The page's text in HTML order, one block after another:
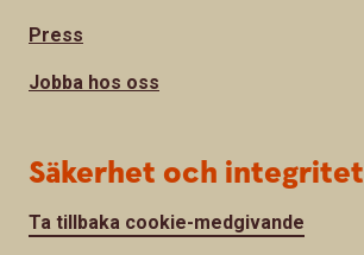
Press
Jobba hos oss
Säkerhet och integritet
Ta tillbaka cookie-medgivande